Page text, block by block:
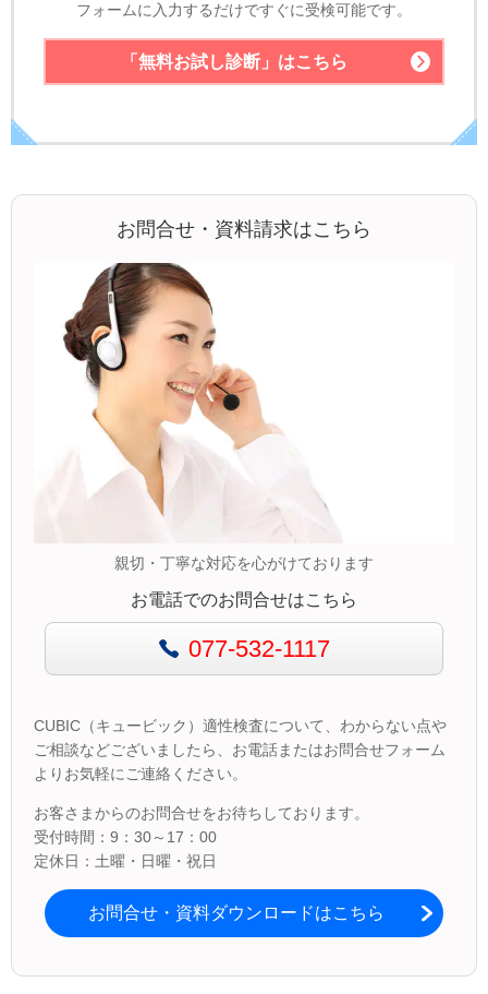
フォームに入力するだけですぐに受検可能です。
「無料お試し診断」 はこちら
お問合せ・資料請求はこちら
親切・丁寧な対応を心がけております
お電話でのお問合せはこちら
077-532-1117
CUBIC（キュービック）適性検査について、わからない点や
ご相談などございましたら、お電話またはお問合せフォーム
よりお気軽にご連絡ください。
お客さまからのお問合せをお待ちしております。
受付時間：9：30～17：00
定休日：土曜・日曜・祝日
お問合せ・資料ダウンロードはこちら